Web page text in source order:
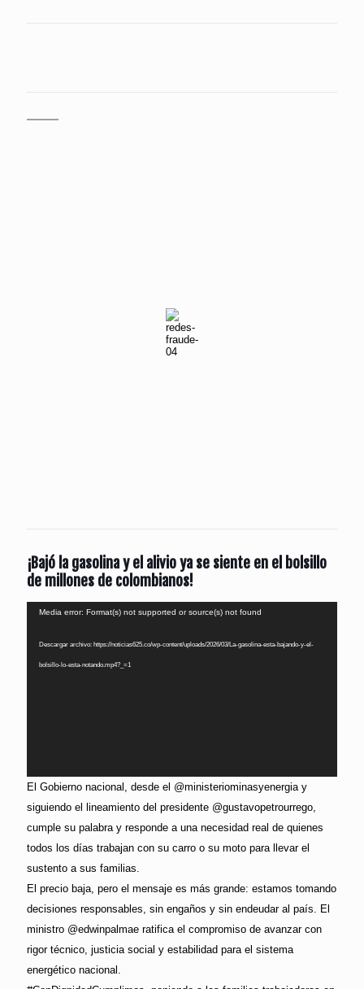
¡Bajó la gasolina y el alivio ya se siente en el bolsillo
de millones de colombianos!
Reproductor
Media error: Format(s) not supported or source(s) not found
Descargar archivo: https://noticias625.co/wp-content/uploads/2026/03/La-gasolina-esta-bajando-y-el-
bolsillo-lo-esta-notando.mp4?_=1
El Gobierno nacional, desde el @ministeriominasyenergia y
siguiendo el lineamiento del presidente @gustavopetrourrego,
cumple su palabra y responde a una necesidad real de quienes
todos los días trabajan con su carro o su moto para llevar el
sustento a sus familias.
El precio baja, pero el mensaje es más grande: estamos tomando
decisiones responsables, sin engaños y sin endeudar al país. El
ministro @edwinpalmae ratifica el compromiso de avanzar con
rigor técnico, justicia social y estabilidad para el sistema
energético nacional.